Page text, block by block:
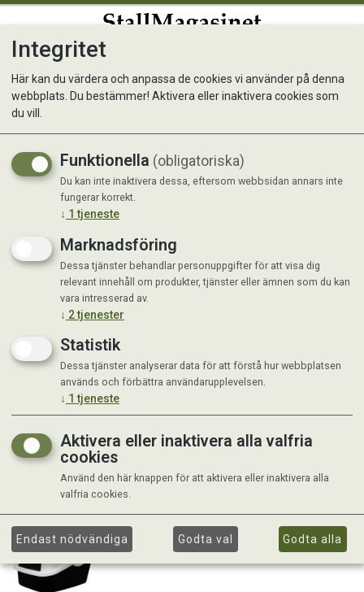
Kattlåda Clyde Svart
Integritet
Här kan du värdera och anpassa de cookies vi använder på denna
webbplats. Du bestämmer! Aktivera eller inaktivera cookies som
du vill.
Funktionella (obligatoriska)
Du kan inte inaktivera dessa, eftersom webbsidan annars inte
fungerar korrekt.
↓ 1 tjeneste
Marknadsföring
Dessa tjänster behandlar personuppgifter för att visa dig
relevant innehåll om produkter, tjänster eller ämnen som du kan
vara intresserad av.
↓ 2tjenester
Statistik
Dessa tjänster analyserar data för att förstå hur webbplatsen
används och förbättra användarupplevelsen.
↓ 1 tjeneste
Aktivera eller inaktivera alla valfria
cookies
Använd den här knappen för att aktivera eller inaktivera alla
valfria cookies.
Endast nödvändiga Godta val Godta alla